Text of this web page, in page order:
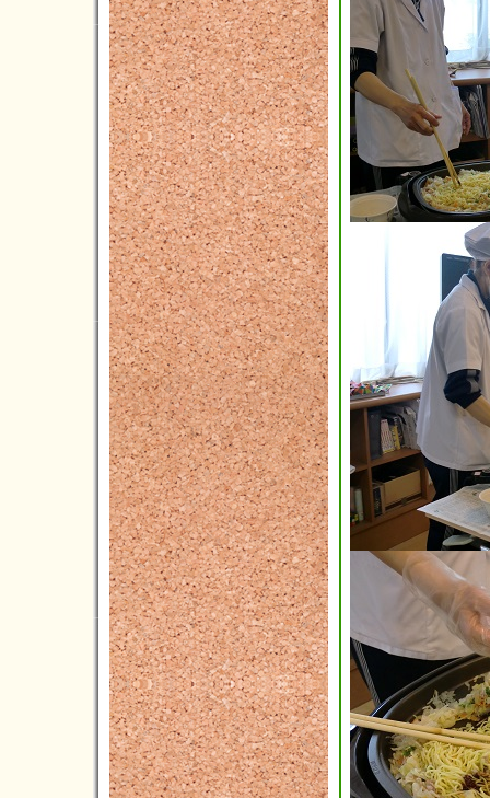
2022年12月(7)
2022年11月(7)
2022年10月(8)
2022年09月(5)
2022年08月(4)
2022年07月(3)
2022年06月(4)
2022年05月(3)
2022年04月(5)
2022年03月(1)
2022年02月(3)
2022年01月(2)
2021年12月(5)
2021年11月(3)
2021年10月(3)
2021年09月(3)
2021年08月(2)
2021年07月(6)
2021年06月(4)
2021年05月(4)
2021年04月(9)